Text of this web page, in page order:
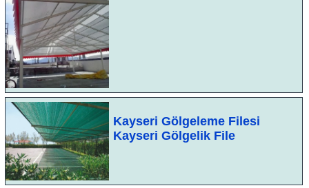
Kayseri Gölgeleme Filesi
Kayseri Gölgelik File